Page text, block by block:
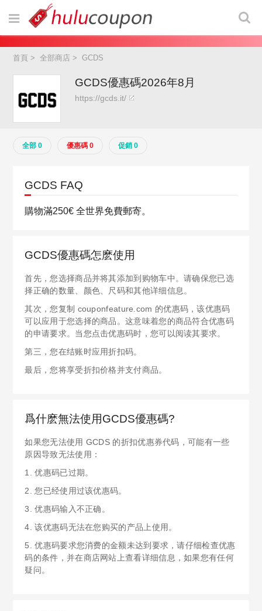
首頁 >全部商店 >GCDS
GCDS優惠碼2026年8月
https://gcds.it/
全部 0 優惠碼 0 促銷 0
GCDS FAQ
購物滿250€ 全世界免費郵寄。
GCDS優惠碼怎麽使用
首先，您选择商品并将其添加到购物车中。请确保您已选
择正确的数量、颜色、尺码和其他详细信息。
其次，您复制 couponfeature.com 的优惠码，该优惠码
可以应用于您选择的商品。这意味着您的商品符合优惠码
的申请要求。当您点击优惠码时，您可以阅读其要求。
第三，您在结账时应用折扣码。
最后，您将享受折扣价格并支付商品。
爲什麽無法使用GCDS優惠碼?
如果您无法使用 GCDS 的折扣优惠券代码，可能有一些
原因导致无法使用：
1. 优惠码已过期。
2. 您已经使用过该优惠码。
3. 优惠码输入不正确。
4. 该优惠码无法在您购买的产品上使用。
5. 优惠码要求您消费的金额未达到要求，请仔细检查优惠
码的条件，并在商店网站上查看详细信息，如果您有任何
疑问。